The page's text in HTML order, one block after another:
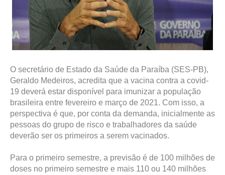
O secretário de Estado da Saúde da Paraíba (SES-PB),
Geraldo Medeiros, acredita que a vacina contra a covid-
19 deverá estar disponível para imunizar a população
brasileira entre fevereiro e março de 2021. Com isso, a
perspectiva é que, por conta da demanda, inicialmente as
pessoas do grupo de risco e trabalhadores da saúde
deverão ser os primeiros a serem vacinados.
Para o primeiro semestre, a previsão é de 100 milhões de
doses no primeiro semestre e mais 110 ou 140 milhões